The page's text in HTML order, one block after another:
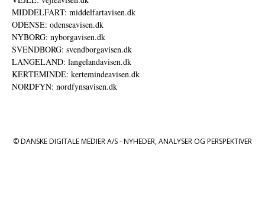
MIDDELFART: middelfartavisen.dk
ODENSE: odenseavisen.dk
NYBORG: nyborgavisen.dk
SVENDBORG: svendborgavisen.dk
LANGELAND: langelandavisen.dk
KERTEMINDE: kertemindeavisen.dk
NORDFYN: nordfynsavisen.dk
© DANSKE DIGITALE MEDIER A/S - NYHEDER, ANALYSER OG PERSPEKTIVER